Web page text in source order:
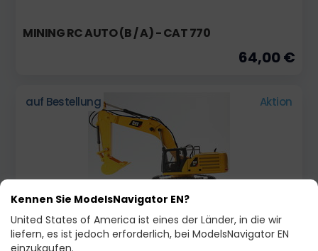
MINING RC AUTO (B / A) - CAT 770
64,00 €
auf Bestellung Aktion
RC CAT 336 BAGGER
Kennen Sie ModelsNavigator EN?
United States of America ist eines der Länder, in die wir
liefern, es ist jedoch erforderlich, bei ModelsNavigator EN
einzukaufen.